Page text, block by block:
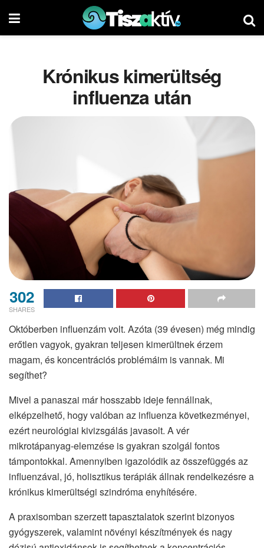
Krónikus kimerültség
influenza után
302
SHARES
Októberben influenzám volt. Azóta (39 évesen) még mindig
erőtlen vagyok, gyakran teljesen kimerültnek érzem
magam, és koncentrációs problémáim is vannak. Mi
segíthet?
Mivel a panaszai már hosszabb ideje fennállnak,
elképzelhető, hogy valóban az influenza következményei,
ezért neurológiai kivizsgálás javasolt. A vér
mikrotápanyag-elemzése is gyakran szolgál fontos
támpontokkal. Amennyiben igazolódik az összefüggés az
influenzával, jó, holisztikus terápiák állnak rendelkezésre a
krónikus kimerültségi szindróma enyhítésére.
A praxisomban szerzett tapasztalatok szerint bizonyos
gyógyszerek, valamint növényi készítmények és nagy